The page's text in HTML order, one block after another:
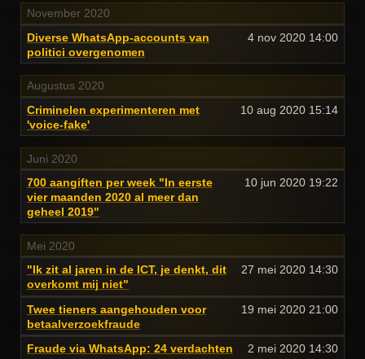
November 2020
Diverse WhatsApp-accounts van
politici overgenomen
4 nov 2020 14:00
Augustus 2020
Criminelen experimenteren met
'voice-fake'
10 aug 2020 15:14
Juni 2020
700 aangiften per week "In eerste
vier maanden 2020 al meer dan
geheel 2019"
10 jun 2020 19:22
Mei 2020
"Ik zit al jaren in de ICT, je denkt, dit
overkomt mij niet"
27 mei 2020 14:30
Twee tieners aangehouden voor
betaalverzoekfraude
19 mei 2020 21:00
Fraude via WhatsApp: 24 verdachten
2 mei 2020 14:30